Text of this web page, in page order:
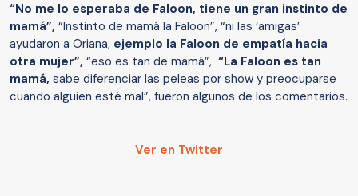
“No me lo esperaba de Faloon, tiene un gran instinto de
mamá”, “Instinto de mamá la Faloon”, “ni las ‘amigas’
ayudaron a Oriana, ejemplo la Faloon de empatía hacia
otra mujer”, “eso es tan de mamá”, “La Faloon es tan
mamá, sabe diferenciar las peleas por show y preocuparse
cuando alguien esté mal”, fueron algunos de los comentarios.
Ver en Twitter